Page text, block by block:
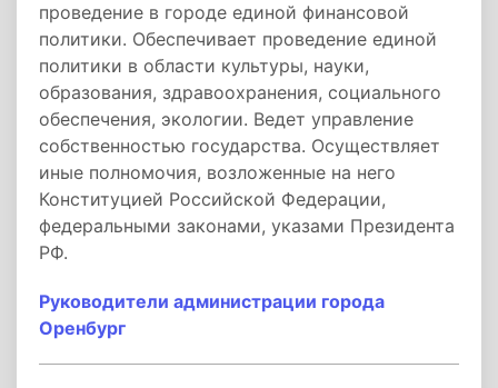
проведение в городе единой финансовой
политики. Обеспечивает проведение единой
политики в области культуры, науки,
образования, здравоохранения, социального
обеспечения, экологии. Ведет управление
собственностью государства. Осуществляет
иные полномочия, возложенные на него
Конституцией Российской Федерации,
федеральными законами, указами Президента
РФ.
Руководители администрации города
Оренбург